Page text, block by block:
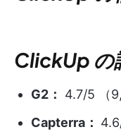
ClickUp の
G2：
4.7/5 （
Capterra：